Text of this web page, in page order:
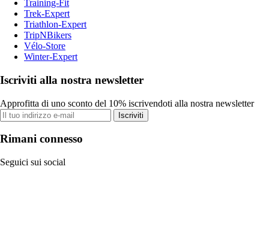
Training-Fit
Trek-Expert
Triathlon-Expert
TripNBikers
Vélo-Store
Winter-Expert
Iscriviti alla nostra newsletter
Approfitta di uno sconto del 10% iscrivendoti alla nostra newsletter
Iscriviti
Rimani connesso
Seguici sui social